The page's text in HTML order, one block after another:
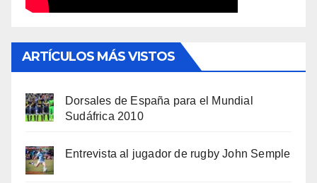
ARTÍCULOS MÁS VISTOS
Dorsales de España para el Mundial
Sudáfrica 2010
Entrevista al jugador de rugby John Semple